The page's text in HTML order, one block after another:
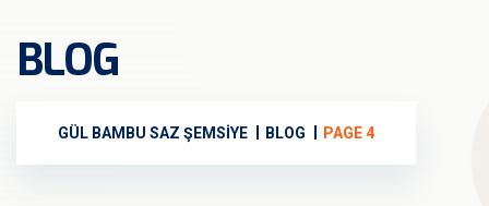
BLOG
GÜL BAMBU SAZ ŞEMSIYE BLOG PAGE 4